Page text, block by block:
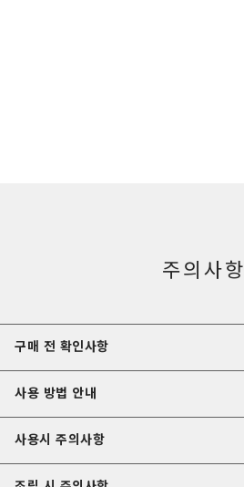
주의사항
구매 전 확인사항
사용 방법 안내
사용시 주의사항